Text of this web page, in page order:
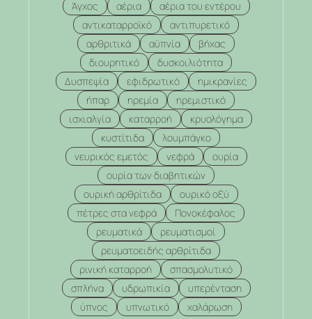
Άγχος αέρια
αέρια του εντέρου
αντικαταρροϊκό
αντιπυρετικό
αρθριτικά
αϋπνία
βήχας
διουρητικό
δυσκοιλιότητα
Δυσπεψία
εφιδρωτικό
ημικρανίες
ήπαρ
ηρεμία
ηρεμιστικό
ισχιαλγία
καταρροή
κρυολόγημα
κυστίτιδα
λουμπάγκο
νευρικός εμετός
νεφρά
ουρία
ουρία των διαβητικών
ουρική αρθρίτιδα
ουρικό οξύ
πέτρες στα νεφρά
Πονοκέφαλος
ρευματικά
ρευματισμοί
ρευματοειδής αρθρίτιδα
ρινική καταρροή
σπασμολυτικό
σπλήνα
υδρωπικία
υπερένταση
ύπνος
υπνωτικό χαλάρωση